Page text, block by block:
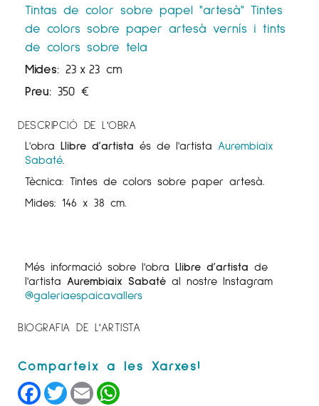
Tintas de color sobre papel "artesà" Tintes
de colors sobre paper artesà vernís i tints
de colors sobre tela
Mides: 23 x 23 cm
Preu: 350 €
DESCRIPCIÓ DE L'OBRA
L'obra Llibre d’artista és de l'artista Aurembiaix
Sabaté.
Tècnica: Tintes de colors sobre paper artesà.
Mides: 146 x 38 cm.
Més informació sobre l'obra Llibre d’artista de
l'artista Aurembiaix Sabaté al nostre Instagram
@galeriaespaicavallers
BIOGRAFIA DE L'ARTISTA
Facebook
TwitterEmail